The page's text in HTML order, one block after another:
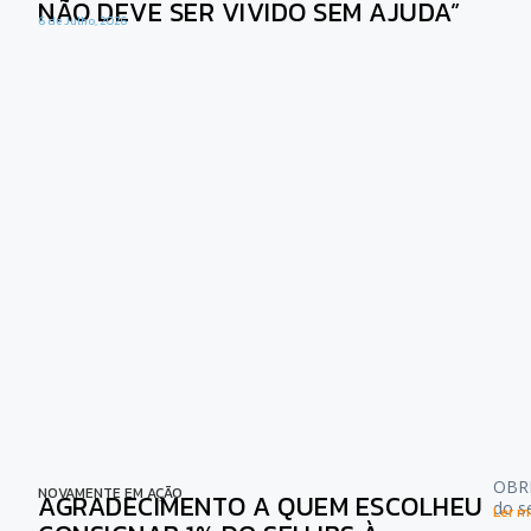
NÃO DEVE SER VIVIDO SEM AJUDA”
6 de Julho, 2026
NOVAMENTE EM AÇÃO
AGRADECIMENTO A QUEM ESCOLHEU do
Ler